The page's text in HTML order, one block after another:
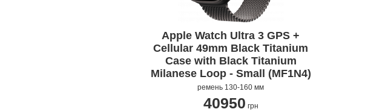
Apple Watch Ultra 3 GPS +
Cellular 49mm Black Titanium
Case with Black Titanium
Milanese Loop - Small (MF1N4)
ремень 130-160 мм
40950 грн